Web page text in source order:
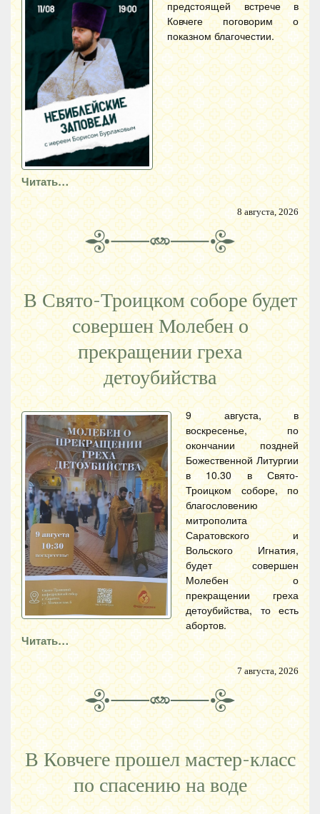
предстоящей встрече в
Ковчеге поговорим о
показном благочестии.
Читать…
8 августа, 2026
В Свято-Троицком соборе будет
совершен Молебен о
прекращении греха
детоубийства
9 августа, в
воскресенье, по
окончании поздней
Божественной Литургии
в 10.30 в Свято-
Троицком соборе, по
благословению
митрополита
Саратовского и
Вольского Игнатия,
будет совершен
Молебен о
прекращении греха
детоубийства, то есть
абортов.
Читать…
7 августа, 2026
В Ковчеге прошел мастер-класс
по спасению на воде